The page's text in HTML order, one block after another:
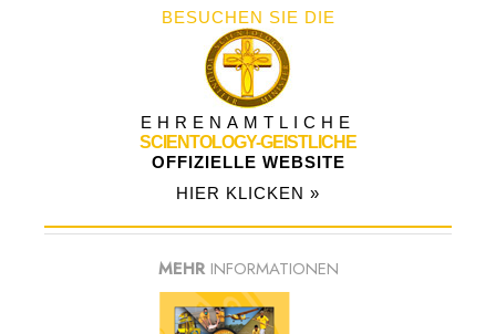
BESUCHEN SIE DIE
EHRENAMTLICHE
SCIENTOLOGY-GEISTLICHE
OFFIZIELLE WEBSITE
HIER KLICKEN »
MEHR INFORMATIONEN